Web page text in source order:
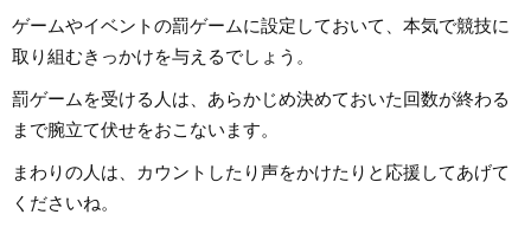
ゲームやイベントの罰ゲームに設定しておいて、本気で競技に
取り組むきっかけを与えるでしょう。
罰ゲームを受ける人は、あらかじめ決めておいた回数が終わる
まで腕立て伏せをおこないます。
まわりの人は、カウントしたり声をかけたりと応援してあげて
くださいね。